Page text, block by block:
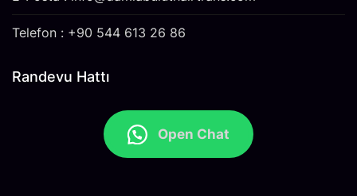
Telefon : +90 544 613 26 86
Randevu Hattı
Open Chat